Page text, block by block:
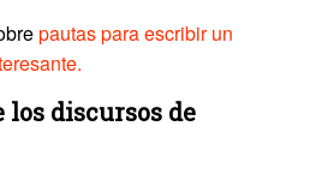
pautas para escribir un
discursos de